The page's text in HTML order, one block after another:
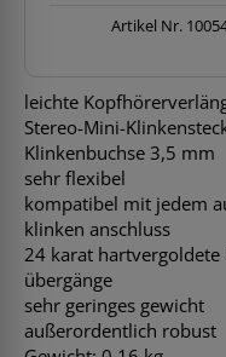
Artikel Nr.
leichte
Stereo-Mini-
Klinkenbuchse 3,5 mm
sehr flexibel
kompatibel mit jedem
klinken anschluss
24 karat
übergänge
sehr geringes gewicht
außerordentlich robust